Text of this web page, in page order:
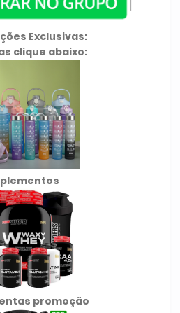
Exclusivas:
clique abaixo:
promoção